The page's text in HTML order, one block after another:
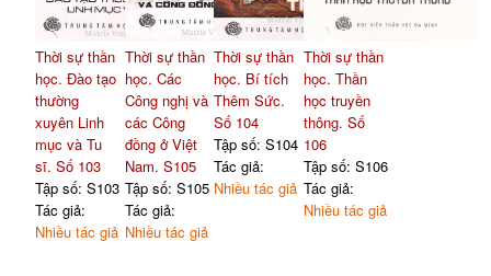
Thời sự thần
học. Đào tạo
thường
xuyên Linh
mục và Tu
sĩ. Số 103
Tập số: S103
Tác giả:
Nhiều tác giả
Thời sự thần
học. Các
Công nghị và
các Công
đồng ở Việt
Nam. S105
Tập số: S105
Tác giả:
Nhiều tác giả
Thời sự thần
học. Bí tích
Thêm Sức.
Số 104
Tập số: S104
Tác giả:
Nhiều tác giả
Thời sự thần
học. Thần
học truyền
thông. Số
106
Tập số: S106
Tác giả:
Nhiều tác giả